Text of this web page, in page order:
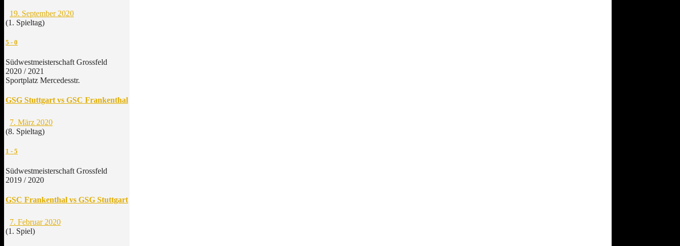
19. September 2020
(1. Spieltag)
5 - 0
Südwestmeisterschaft Grossfeld
2020 / 2021
Sportplatz Mercedesstr.
GSG Stuttgart vs GSC Frankenthal
7. März 2020
(8. Spieltag)
1 - 5
Südwestmeisterschaft Grossfeld
2019 / 2020
GSC Frankenthal vs GSG Stuttgart
7. Februar 2020
(1. Spiel)